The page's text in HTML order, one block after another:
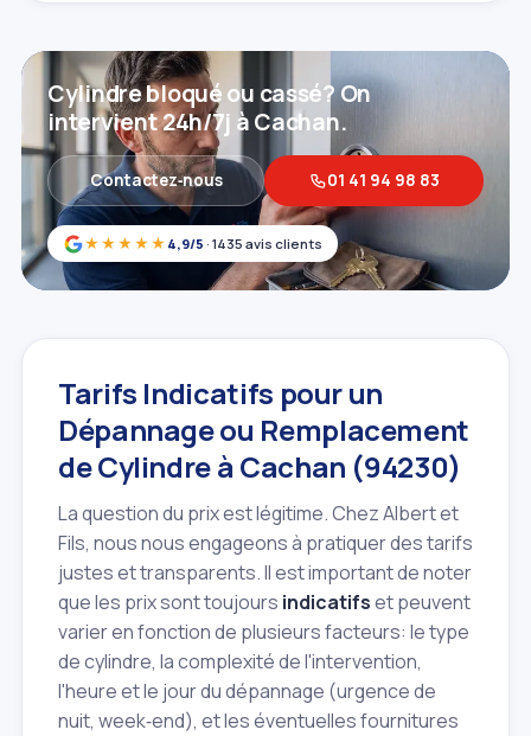
★★★★★ 4,9/5 · 1435 avis clients
Cylindre bloqué ou cassé? On
intervient 24h/7j à Cachan.
Contactez‑nous 01 41 94 98 83
Tarifs Indicatifs pour un
Dépannage ou Remplacement
de Cylindre à Cachan (94230)
La question du prix est légitime. Chez Albert et
Fils, nous nous engageons à pratiquer des tarifs
justes et transparents. Il est important de noter
que les prix sont toujours indicatifset peuvent
varier en fonction de plusieurs facteurs: le type
de cylindre, la complexité de l'intervention,
l'heure et le jour du dépannage (urgence de
nuit, week‑end), et les éventuelles fournitures